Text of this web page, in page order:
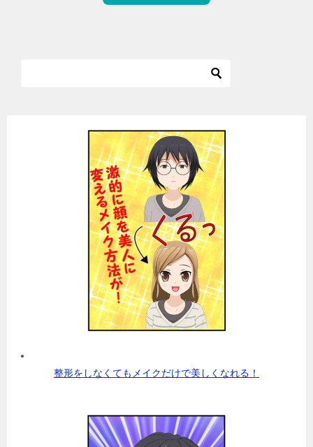
整形をしなくてもメイクだけで美しくなれる！